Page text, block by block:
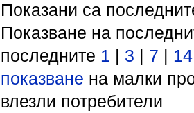
Показани са
Показване на
последните 1 | 3 | 7 | 14
показване на малки
влезли потребители